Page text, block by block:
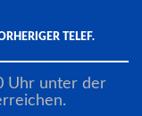
TELEF.
Uhr unter der